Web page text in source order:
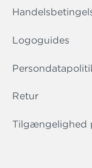
Logoguides
Retur
Tilgængelighed